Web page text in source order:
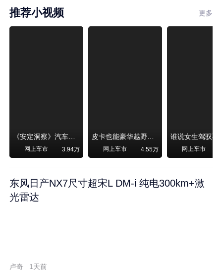
推荐小视频 更多
《安定洞察》汽车烧不烧油，和石油安全无关！
网上车市 3.94万
皮卡也能豪华越野！纵横F700上市，限时卖29.99万起
网上车市 4.55万 网上车市
东风日产NX7尺寸超宋L DM-i 纯电300km+激
光雷达
卢奇 1天前